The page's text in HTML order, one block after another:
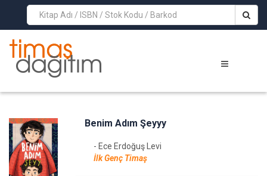
>
Benim Adım Şeyyy
- Ece Erdoğuş Levi
İlk Genç Timaş